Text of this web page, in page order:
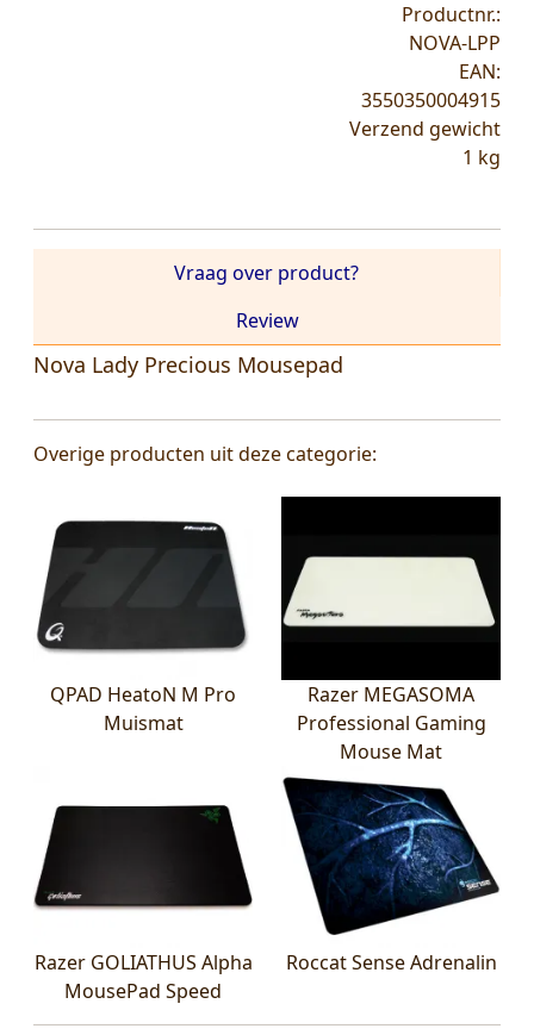
Productnr.:
NOVA-LPP
EAN:
3550350004915
Verzend gewicht
1 kg
Nova Lady Precious Mousepad
Vraag over product?
Review
Overige producten uit deze categorie:
QPAD HeatoN M Pro
Muismat
Razer MEGASOMA
Professional Gaming
Mouse Mat
Razer GOLIATHUS Alpha
MousePad Speed
Roccat Sense Adrenalin